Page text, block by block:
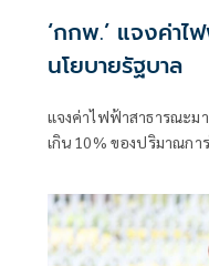
‘กกพ.’ แจงค่าไ
นโยบายรัฐบาล
แจงค่าไฟฟ้าสาธารณะม
เกิน 10% ของปริมาณก
ให้ ประชาชนแบกภาระเ